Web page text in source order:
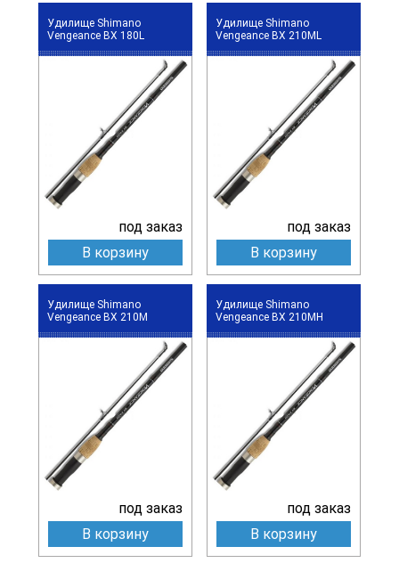
Удилище Shimano
Vengeance BX 180L
под заказ
В корзину
Удилище Shimano
Vengeance BX 210ML
под заказ
В корзину
Удилище Shimano
Vengeance BX 210M
под заказ
В корзину
Удилище Shimano
Vengeance BX 210MH
под заказ
В корзину